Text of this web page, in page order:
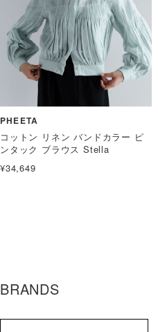
PHEETA
コットン リネン バンドカラー ピ
ンタック ブラウス Stella
¥34,649
BRANDS